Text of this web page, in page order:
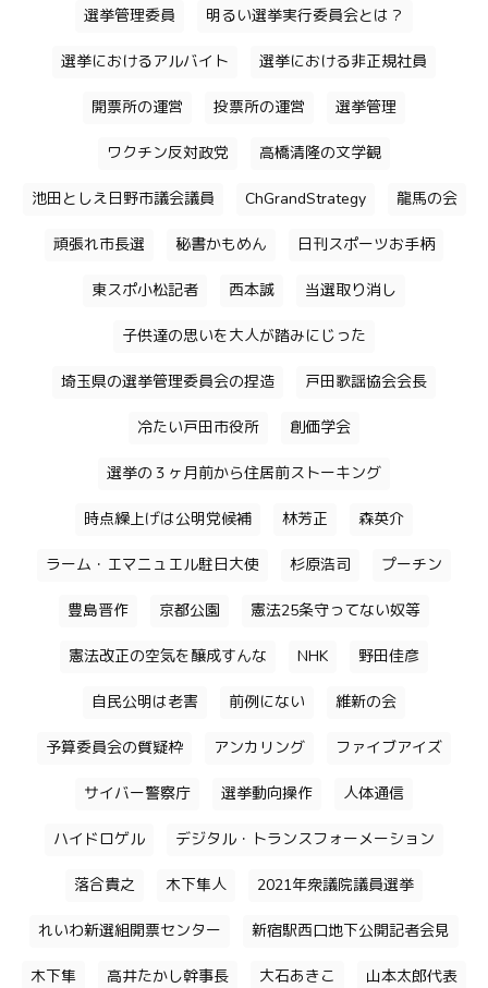
選挙管理委員 明るい選挙実行委員会とは？
選挙におけるアルバイト 選挙における非正規社員
開票所の運営 投票所の運営 選挙管理
ワクチン反対政党 高橋清隆の文学観
池田としえ日野市議会議員 ChGrandStrategy 龍馬の会
頑張れ市長選 秘書かもめん 日刊スポーツお手柄
東スポ小松記者 西本誠 当選取り消し
子供達の思いを大人が踏みにじった
埼玉県の選挙管理委員会の捏造 戸田歌謡協会会長
冷たい戸田市役所 創価学会
選挙の３ヶ月前から住居前ストーキング
時点繰上げは公明党候補 林芳正 森英介
ラーム・エマニュエル駐日大使 杉原浩司 プーチン
豊島晋作 京都公園 憲法25条守ってない奴等
憲法改正の空気を醸成すんな NHK 野田佳彦
自民公明は老害 前例にない 維新の会
予算委員会の質疑枠 アンカリング ファイブアイズ
サイバー警察庁 選挙動向操作 人体通信
ハイドロゲル デジタル・トランスフォーメーション
落合貴之 木下隼人 2021年衆議院議員選挙
れいわ新選組開票センター 新宿駅西口地下公開記者会見
木下隼 高井たかし幹事長 大石あきこ 山本太郎代表